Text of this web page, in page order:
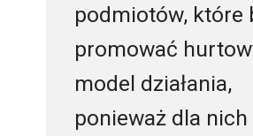
podmiotów, które
promować
model działania,
ponieważ dla nich